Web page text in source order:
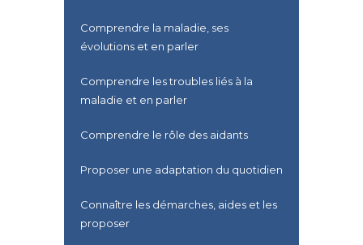
Comprendre la maladie, ses
évolutions et en parler
Comprendre les troubles liés à la
maladie et en parler
Comprendre le rôle des aidants
Proposer une adaptation du quotidien
Connaître les démarches, aides et les
proposer